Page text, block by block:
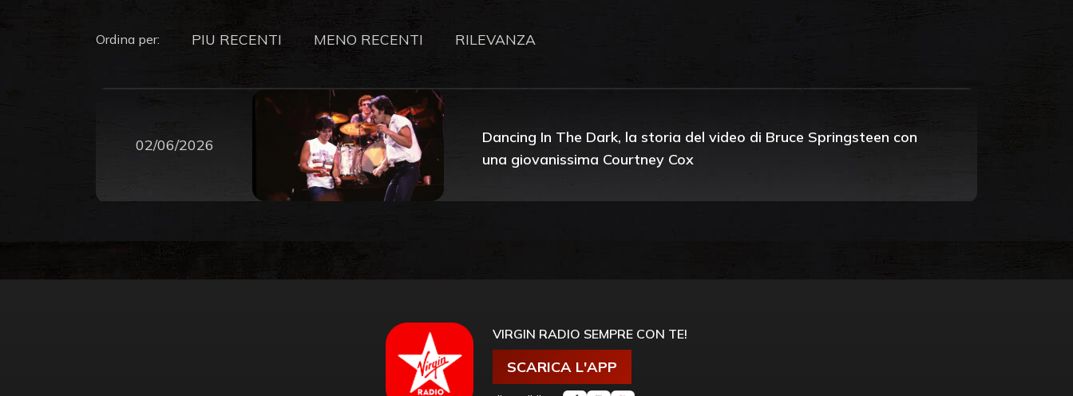
Ordina per: PIU RECENTI MENO RECENTI RILEVANZA
02/06/2026
Dancing In The Dark, la storia del video di Bruce Springsteen con
una giovanissima Courtney Cox
VIRGIN RADIO SEMPRE CON TE!
SCARICA L'APP